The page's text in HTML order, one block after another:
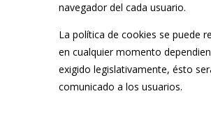
navegador del cada usuario.
La política de cookies se puede
en cualquier momento
exigido legislativamente, ésto
comunicado a los usuarios.